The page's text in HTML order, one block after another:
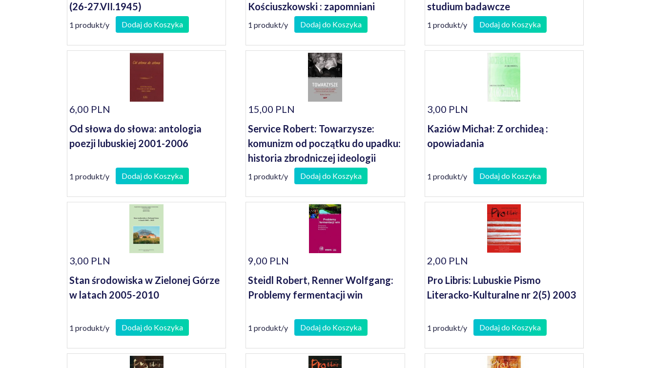
(26-27.VII.1945)
1 produkt/y Dodaj do Koszyka
Kościuszkowski : zapomniani
bohaterowie II wojny światowej
1 produkt/y Dodaj do Koszyka
studium badawcze
1 produkt/y Dodaj do Koszyka
6,00 PLN
Od słowa do słowa: antologia
poezji lubuskiej 2001-2006
1 produkt/y Dodaj do Koszyka
15,00 PLN
Service Robert: Towarzysze:
komunizm od początku do upadku:
historia zbrodniczej ideologii
1 produkt/y Dodaj do Koszyka
3,00 PLN
Kaziów Michał: Z orchideą :
opowiadania
1 produkt/y Dodaj do Koszyka
3,00 PLN
Stan środowiska w Zielonej Górze
w latach 2005-2010
1 produkt/y Dodaj do Koszyka
9,00 PLN
Steidl Robert, Renner Wolfgang:
Problemy fermentacji win
1 produkt/y Dodaj do Koszyka
2,00 PLN
Pro Libris: Lubuskie Pismo
Literacko-Kulturalne nr 2(5) 2003
1 produkt/y Dodaj do Koszyka